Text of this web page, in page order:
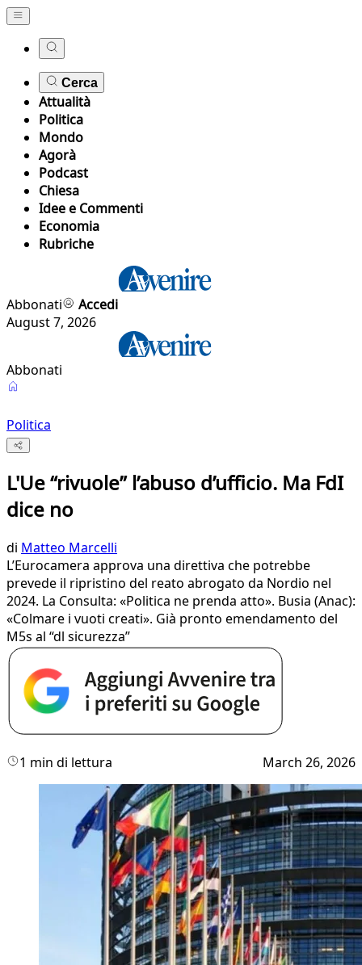
Cerca
Attualità
Politica
Mondo
Agorà
Podcast
Chiesa
Idee e Commenti
Economia
Rubriche
Abbonati
Accedi
August 7, 2026
Abbonati
Politica
L'Ue “rivuole” l’abuso d’ufficio. Ma FdI
dice no
di Matteo Marcelli
L’Eurocamera approva una direttiva che potrebbe
prevede il ripristino del reato abrogato da Nordio nel
2024. La Consulta: «Politica ne prenda atto». Busia (Anac):
«Colmare i vuoti creati». Già pronto emendamento del
M5s al “dl sicurezza”
1 min di lettura March 26, 2026